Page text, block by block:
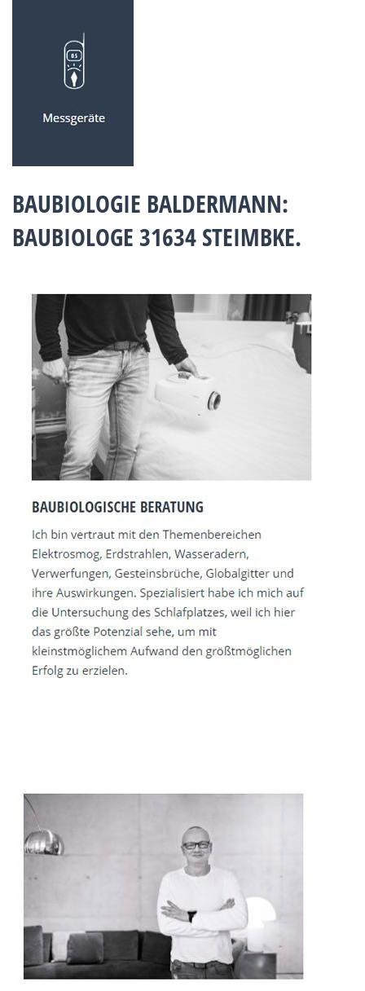
BAUBIOLOGIE BALDERMANN:
BAUBIOLOGE 31634 STEIMBKE.